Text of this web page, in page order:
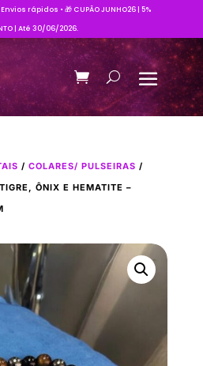
rápidos • 🎁 CUPÃO JUNHO26 | 5%
| Até 30/06/2026.
/ COLARES/ PULSEIRAS /
ÔNIX E HEMATITE –